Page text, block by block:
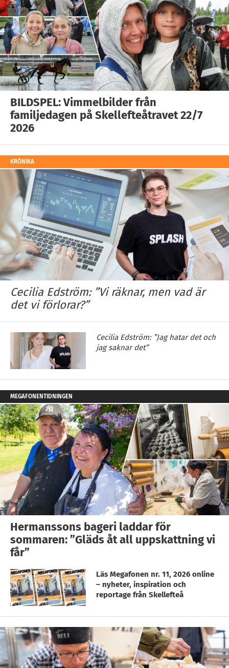
BILDSPEL: Vimmelbilder från
familjedagen på Skellefteåtravet 22/7
2026
KRÖNIKA
Cecilia Edström: ”Vi räknar, men vad är
det vi förlorar?”
Cecilia Edström: ”Jag hatar det och
jag saknar det”
MEGAFONENTIDNINGEN
Hermanssons bageri laddar för
sommaren: ”Gläds åt all uppskattning vi
får”
Läs Megafonen nr. 11, 2026 online
– nyheter, inspiration och
reportage från Skellefteå